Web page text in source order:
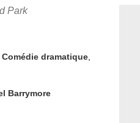
Park
Comédie dramatique,
Barrymore